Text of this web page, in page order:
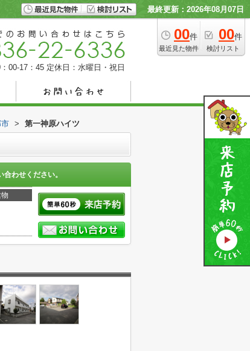
最終更新：2026年08月07日
00件
最近見た物件
00件
検討リスト
00-17：45 定休日：水曜日・祝日
> 第一神原ハイツ
わせください。